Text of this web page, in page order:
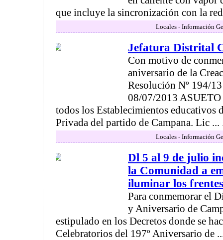
que incluye la sincronización con la
Locales - Información
Jefatura Distrital
Con motivo de
aniversario de la
Resolución Nº 194/
08/07/2013
todos los Establecimientos educativos
Privada del partido de Campana. Lic ...
Locales - Información
Dl 5 al 9 de julio
la Comunidad a
iluminar los
Para conmemorar el
y Aniversario de
estipulado en los Decretos donde se
Celebratorios del 197º Aniversario de